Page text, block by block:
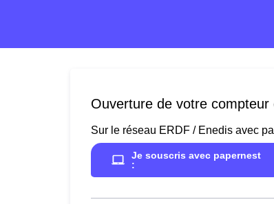
Ouverture de votre
Sur le réseau ERDF / Enedis avec
Je souscris avec papernest
: